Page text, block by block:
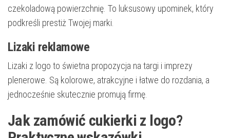
czekoladową powierzchnię. To luksusowy upominek, który
podkreśli prestiż Twojej marki.
Lizaki reklamowe
Lizaki z logo to świetna propozycja na targi i imprezy
plenerowe. Są kolorowe, atrakcyjne i łatwe do rozdania, a
jednocześnie skutecznie promują firmę.
Jak zamówić cukierki z logo?